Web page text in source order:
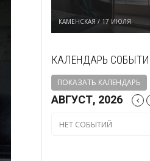
КАМЕНСКАЯ / 17 ИЮЛЯ
КАЛЕНДАРЬ
ПОКАЗАТЬ КАЛЕНДАРЬ
АВГУСТ, 2026
НЕТ СОБЫТИЙ